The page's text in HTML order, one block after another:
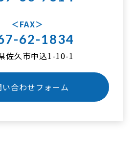
FAX
62-1834
佐久市中込1-10-1
い合わせフォーム